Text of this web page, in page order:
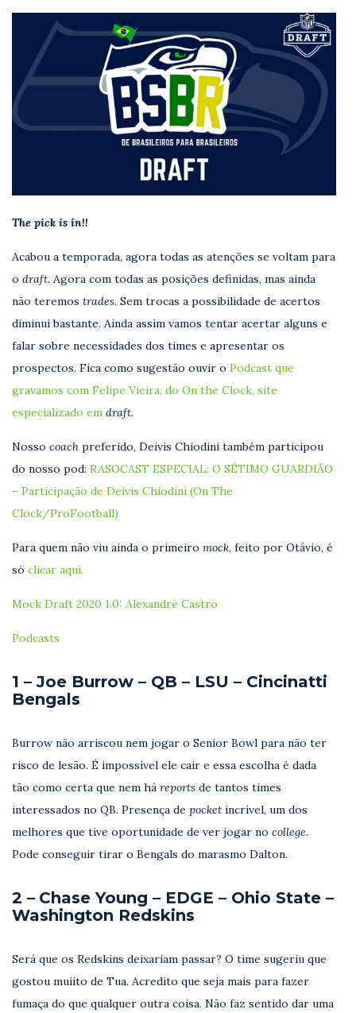
The pick is in!!
Acabou a temporada, agora todas as atenções se voltam para
o draft. Agora com todas as posições definidas, mas ainda
não teremos trades. Sem trocas a possibilidade de acertos
diminui bastante. Ainda assim vamos tentar acertar alguns e
falar sobre necessidades dos times e apresentar os
prospectos. Fica como sugestão ouvir o Podcast que
gravamos com Felipe Vieira, do On the Clock, site
especializado em draft.
Nosso coach preferido, Deivis Chiodini também participou
do nosso pod: RASOCAST ESPECIAL: O SÉTIMO GUARDIÃO
– Participação de Deivis Chiodini (On The
Clock/ProFootball)
Para quem não viu ainda o primeiro mock, feito por Otávio, é
só clicar aqui.
Mock Draft 2020 1.0: Alexandre Castro
Podcasts
1 – Joe Burrow – QB – LSU – Cincinatti
Bengals
Burrow não arriscou nem jogar o Senior Bowl para não ter
risco de lesão. É impossível ele cair e essa escolha é dada
tão como certa que nem há reports de tantos times
interessados no QB. Presença de pocket incrível, um dos
melhores que tive oportunidade de ver jogar no college.
Pode conseguir tirar o Bengals do marasmo Dalton.
2 – Chase Young – EDGE – Ohio State –
Washington Redskins
Será que os Redskins deixariam passar? O time sugeriu que
gostou muiito de Tua. Acredito que seja mais para fazer
fumaça do que qualquer outra coisa. Não faz sentido dar uma